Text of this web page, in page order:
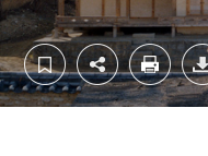
가
기
기